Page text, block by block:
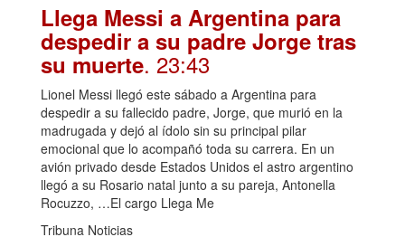
Llega Messi a Argentina para
despedir a su padre Jorge tras
su muerte. 23:43
Lionel Messi llegó este sábado a Argentina para
despedir a su fallecido padre, Jorge, que murió en la
madrugada y dejó al ídolo sin su principal pilar
emocional que lo acompañó toda su carrera. En un
avión privado desde Estados Unidos el astro argentino
llegó a su Rosario natal junto a su pareja, Antonella
Rocuzzo, …El cargo Llega Me
Tribuna Noticias